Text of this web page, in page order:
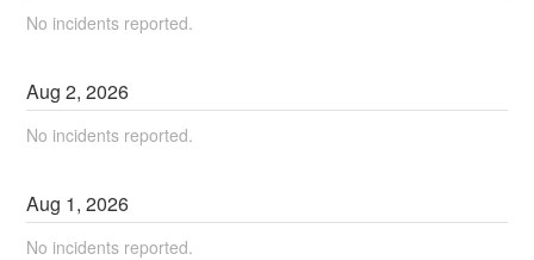
No incidents reported.
Aug2,2026
No incidents reported.
Aug 1,2026
No incidents reported.